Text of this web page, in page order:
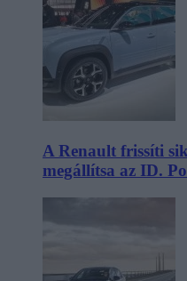
A Renault frissíti
megállítsa az ID.